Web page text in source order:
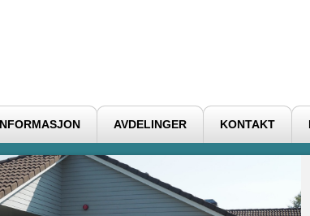
INFORMASJON AVDELINGER KONTAKT